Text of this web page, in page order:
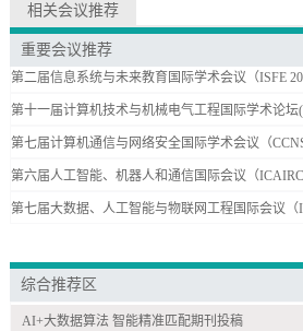
相关会议推荐
重要会议推荐
第二届信息系统与未来教育国际学术会议（ISFE
第十一届计算机技术与机械电气工程国际学术论坛
第七届计算机通信与网络安全国际学术会议（CCNS
第六届人工智能、机器人和通信国际会议（ICAIRC
第七届大数据、人工智能与物联网工程国际会议（
综合推荐区
AI+大数据算法 智能精准匹配期刊投稿